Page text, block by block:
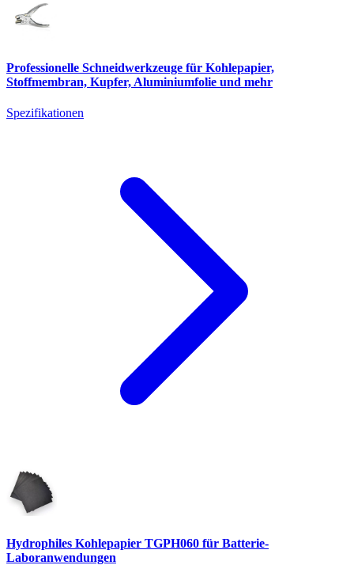
Professionelle Schneidwerkzeuge für Kohlepapier,
Stoffmembran, Kupfer, Aluminiumfolie und mehr
Spezifikationen
Hydrophiles Kohlepapier TGPH060 für Batterie-
Laboranwendungen